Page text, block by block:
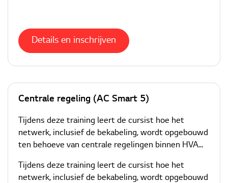
Details en inschrijven
Centrale regeling (AC Smart 5)
Tijdens deze training leert de cursist hoe het
netwerk, inclusief de bekabeling, wordt opgebouwd
ten behoeve van centrale regelingen binnen HVA...
Tijdens deze training leert de cursist hoe het
netwerk, inclusief de bekabeling, wordt opgebouwd